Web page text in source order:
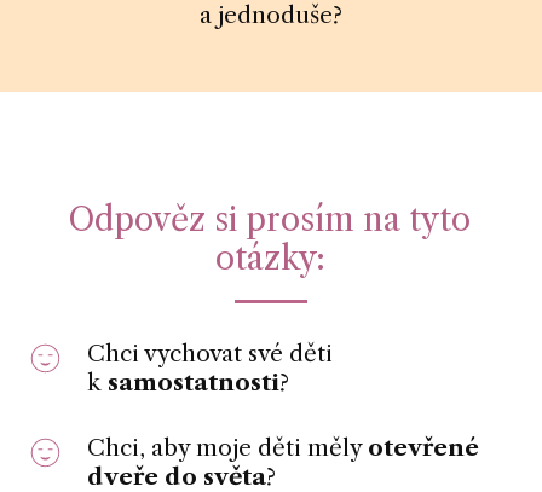
a jednoduše?
Odpověz si prosím na tyto
otázky:
Chci vychovat své děti
k samostatnosti?
Chci, aby moje děti měly otevřené
dveře do světa?